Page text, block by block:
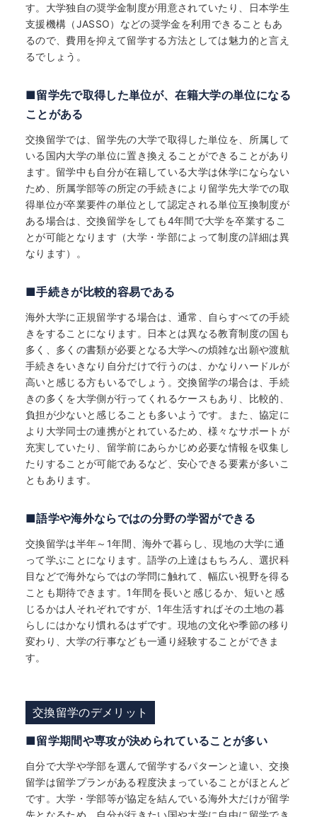
す。大学独自の奨学金制度が用意されていたり、日本学生
支援機構（JASSO）などの奨学金を利用できることもあ
るので、費用を抑えて留学する方法としては魅力的と言え
るでしょう。
■留学先で取得した単位が、在籍大学の単位になる
ことがある
交換留学では、留学先の大学で取得した単位を、所属して
いる国内大学の単位に置き換えることができることがあり
ます。留学中も自分が在籍している大学は休学にならない
ため、所属学部等の所定の手続きにより留学先大学での取
得単位が卒業要件の単位として認定される単位互換制度が
ある場合は、交換留学をしても4年間で大学を卒業するこ
とが可能となります（大学・学部によって制度の詳細は異
なります）。
■手続きが比較的容易である
海外大学に正規留学する場合は、通常、自らすべての手続
きをすることになります。日本とは異なる教育制度の国も
多く、多くの書類が必要となる大学への煩雑な出願や渡航
手続きをいきなり自分だけで行うのは、かなりハードルが
高いと感じる方もいるでしょう。交換留学の場合は、手続
きの多くを大学側が行ってくれるケースもあり、比較的、
負担が少ないと感じることも多いようです。また、協定に
より大学同士の連携がとれているため、様々なサポートが
充実していたり、留学前にあらかじめ必要な情報を収集し
たりすることが可能であるなど、安心できる要素が多いこ
ともあります。
■語学や海外ならではの分野の学習ができる
交換留学は半年～1年間、海外で暮らし、現地の大学に通
って学ぶことになります。語学の上達はもちろん、選択科
目などで海外ならではの学問に触れて、幅広い視野を得る
ことも期待できます。1年間を長いと感じるか、短いと感
じるかは人それぞれですが、1年生活すればその土地の暮
らしにはかなり慣れるはずです。現地の文化や季節の移り
変わり、大学の行事なども一通り経験することができま
す。
交換留学のデメリット
■留学期間や専攻が決められていることが多い
自分で大学や学部を選んで留学するパターンと違い、交換
留学は留学プランがある程度決まっていることがほとんど
です。大学・学部等が協定を結んでいる海外大だけが留学
先となるため、自分が行きたい国や大学に自由に留学でき